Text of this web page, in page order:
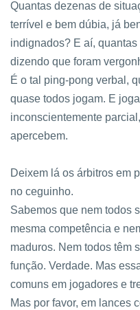
Quantas dezenas de
terrível e bem dúbia, já
indignados? E aí,
dizendo que foram
É o tal ping-pong verbal,
quase todos jogam. E
inconscientemente
apercebem.
Deixem lá os árbitros em
no ceguinho.
Sabemos que nem todos
mesma competência e
maduros. Nem todos têm
função. Verdade. Mas
comuns em jogadores e
Mas por favor, em lances